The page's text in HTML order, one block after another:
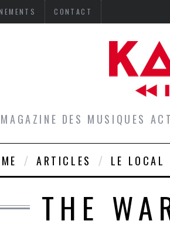
CONTACT
DES MUSIQUES
ARTICLES LE LOCAL
THE